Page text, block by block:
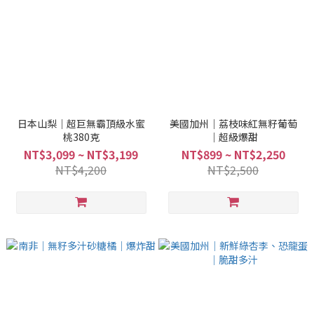
日本山梨｜超巨無霸頂級水蜜
桃380克
NT$3,099 ~ NT$3,199
NT$4,200
美國加州｜荔枝味紅無籽葡萄
｜超級爆甜
NT$899 ~ NT$2,250
NT$2,500